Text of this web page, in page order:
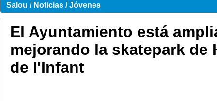
Salou / Noticias / Jóvenes
El Ayuntamiento está
mejorando la skatepark de
de l'Infant